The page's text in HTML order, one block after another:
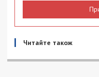
Читайте також